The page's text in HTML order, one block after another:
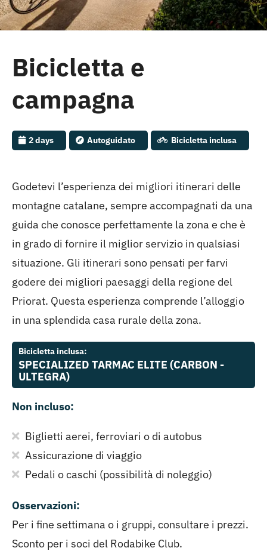
Cambrils
Bicicletta e
campagna
2 days Autoguidato Bicicletta inclusa
Godetevi l’esperienza dei migliori itinerari delle
montagne catalane, sempre accompagnati da una
guida che conosce perfettamente la zona e che è
in grado di fornire il miglior servizio in qualsiasi
situazione. Gli itinerari sono pensati per farvi
godere dei migliori paesaggi della regione del
Priorat. Questa esperienza comprende l’alloggio
in una splendida casa rurale della zona.
Bicicletta inclusa:
SPECIALIZED TARMAC ELITE (CARBON -
ULTEGRA)
Non incluso:
Biglietti aerei, ferroviari o di autobus
Assicurazione di viaggio
Pedali o caschi (possibilità di noleggio)
Osservazioni:
Per i fine settimana o i gruppi, consultare i prezzi.
Sconto per i soci del Rodabike Club.